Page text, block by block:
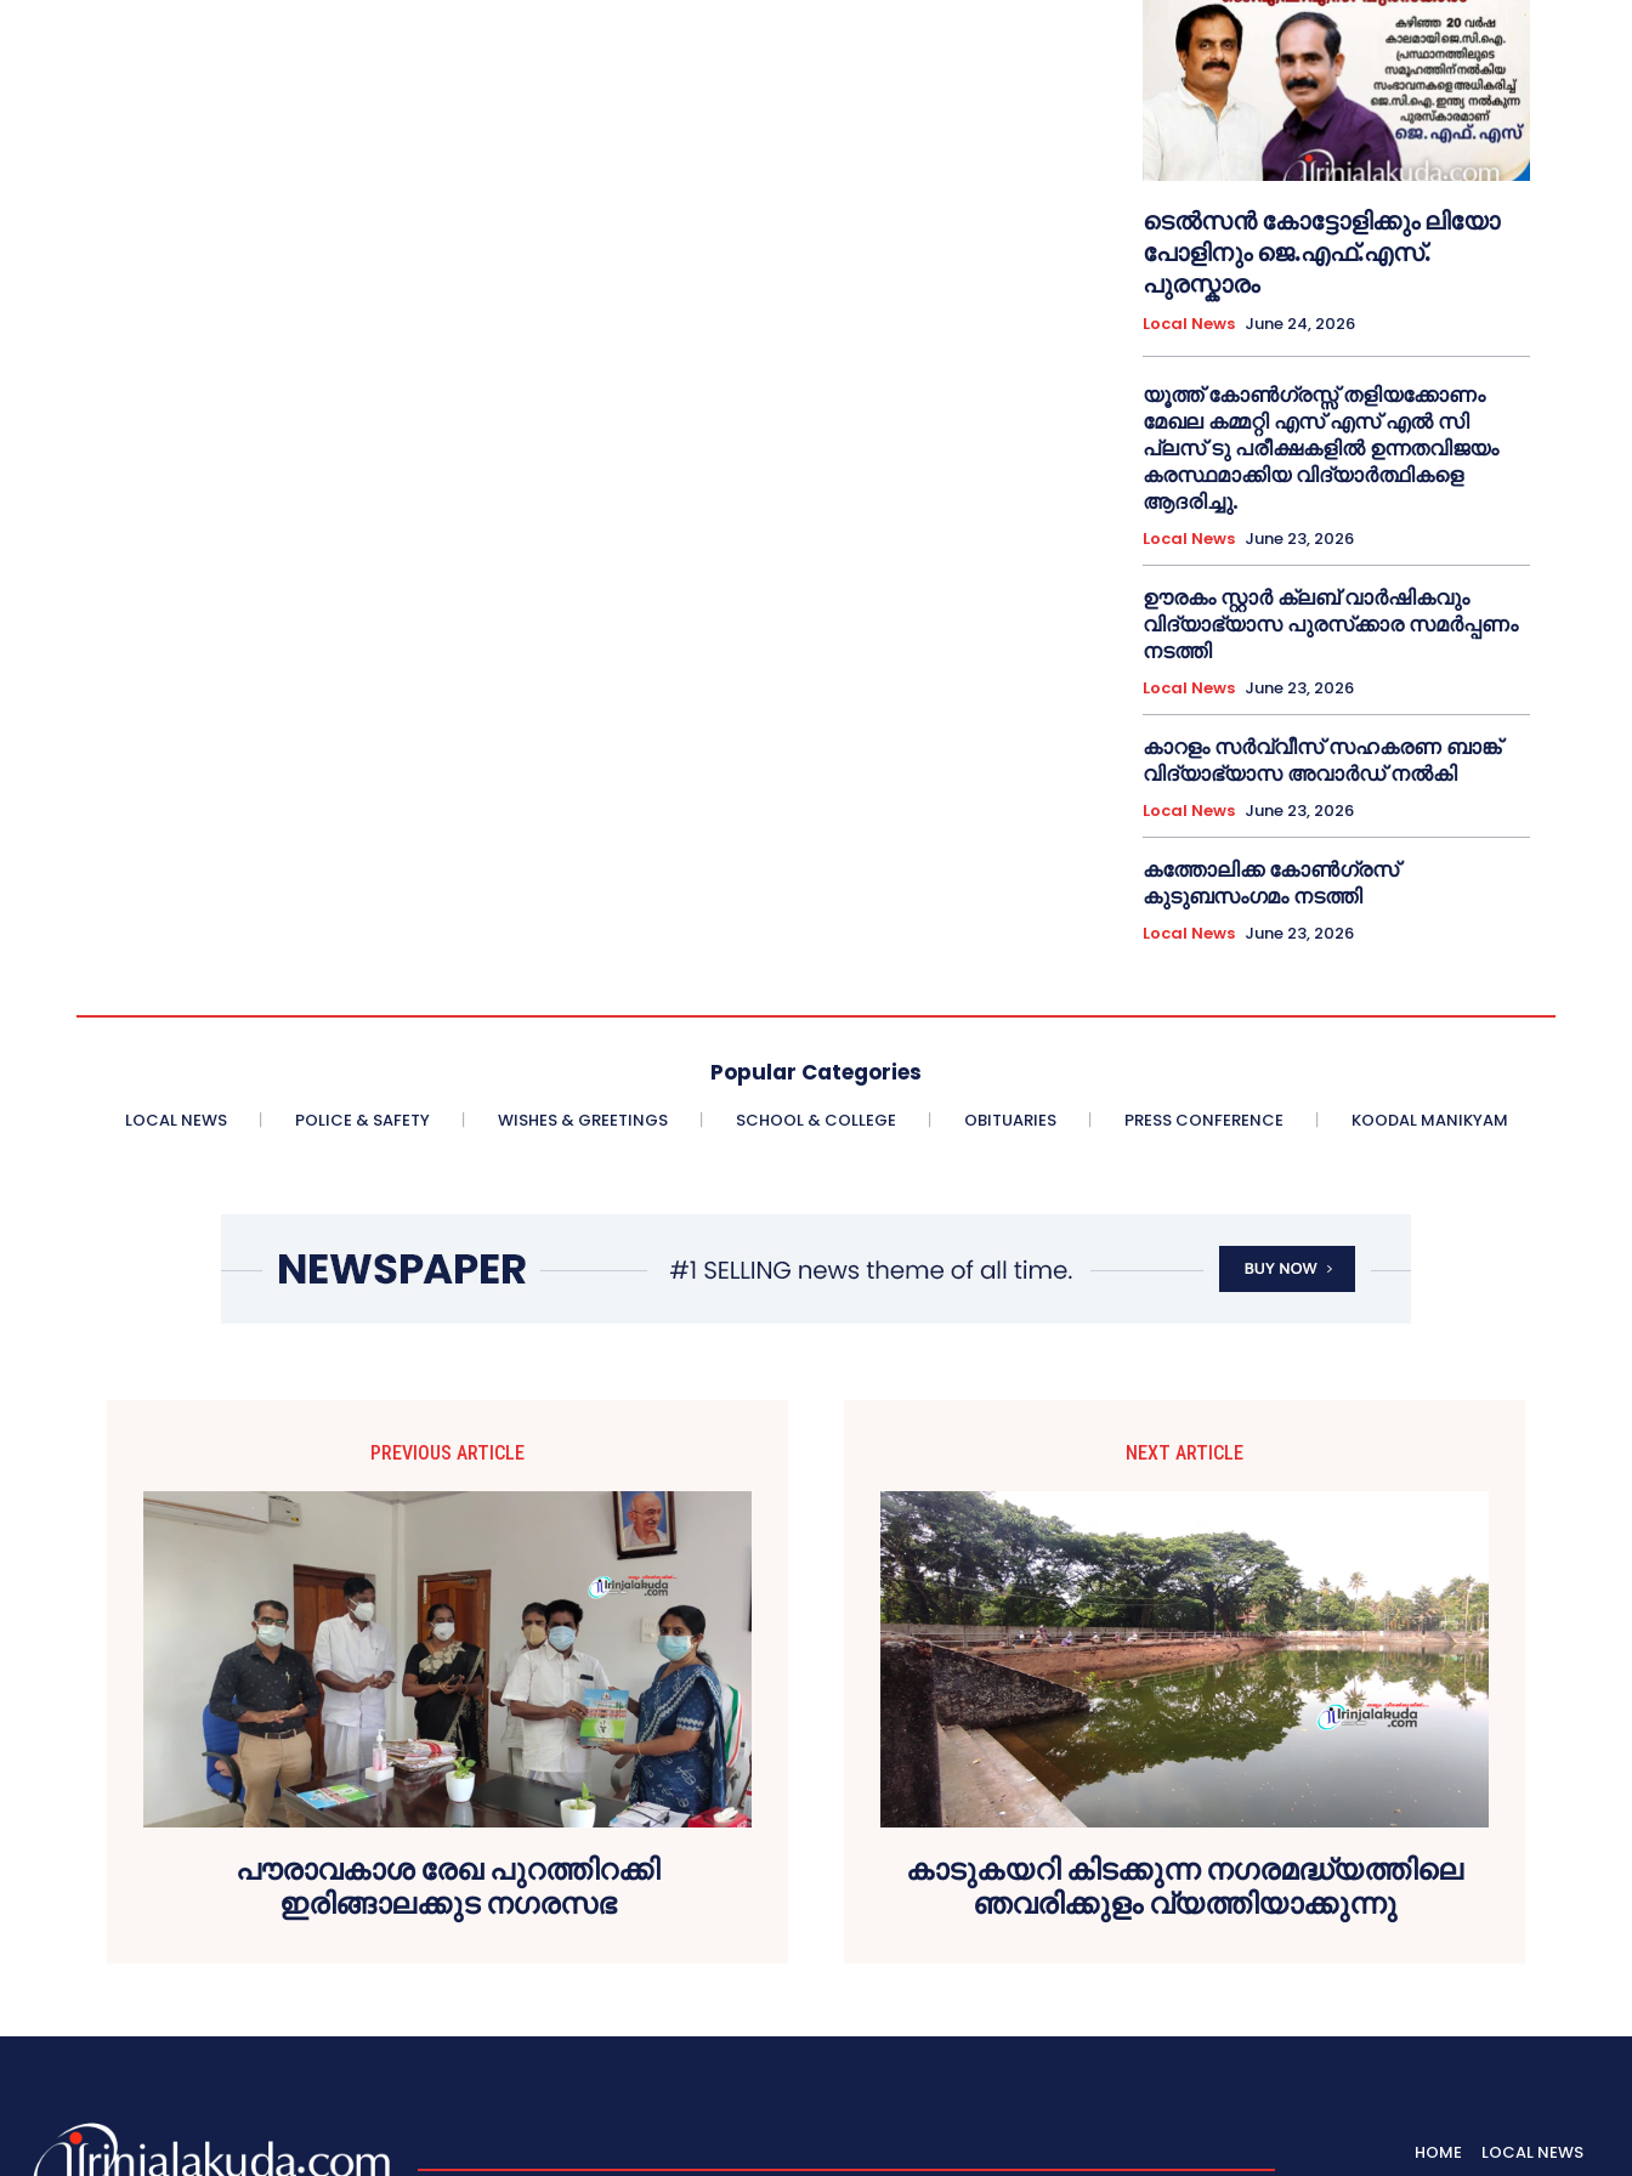
ടെൽസൻ കോട്ടോളിക്കും ലിയോ
പോളിനും ജെ.എഫ്.എസ്.
പുരസ്കാരം
Local News June 24, 2026
യൂത്ത് കോൺഗ്രസ്സ് തളിയക്കോണം
മേഖല കമ്മറ്റി എസ് എസ് എൽ സി
പ്ലസ് ടു പരീക്ഷകളിൽ ഉന്നതവിജയം
കരസ്ഥമാക്കിയ വിദ്യാർത്ഥികളെ
ആദരിച്ചു.
Local News June 23, 2026
ഊരകം സ്റ്റാർ ക്ലബ് വാർഷികവും
വിദ്യാഭ്യാസ പുരസ്‌ക്കാര സമർപ്പണം
നടത്തി
Local News June 23, 2026
കാറളം സർവ്വീസ് സഹകരണ ബാങ്ക്
വിദ്യാഭ്യാസ അവാർഡ് നൽകി
Local News June 23, 2026
കത്തോലിക്ക കോൺഗ്രസ്
കുടുബസംഗമം നടത്തി
Local News June 23, 2026
Popular Categories
LOCAL NEWS POLICE & SAFETY WISHES & GREETINGS SCHOOL & COLLEGE OBITUARIES PRESS CONFERENCE KOODAL MANIKYAM
PREVIOUS ARTICLE
പൗരാവകാശ രേഖ പുറത്തിറക്കി
ഇരിങ്ങാലക്കുട നഗരസഭ
NEXT ARTICLE
കാടുകയറി കിടക്കുന്ന നഗരമദ്ധ്യത്തിലെ
ഞവരിക്കുളം വ്യത്തിയാക്കുന്നു
HOME
LOCAL NEWS